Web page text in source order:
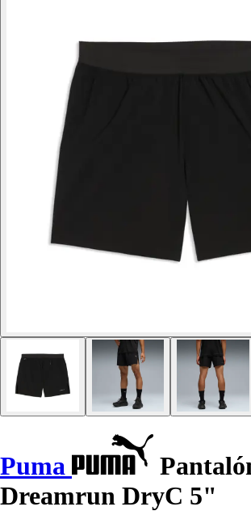
Puma
Dreamrun DryC 5"